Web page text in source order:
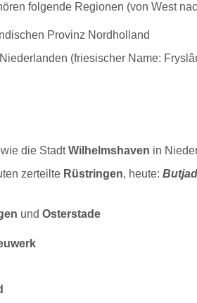
folgende Regionen (von West
Provinz Nordholland
(friesischer Name:
die StadtWilhelmshaven in
zerteilte Rüstringen, heute:
und Osterstade